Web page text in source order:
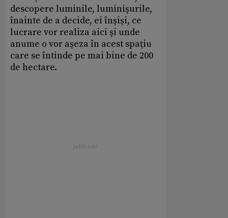
descopere luminile, luminişurile,
înainte de a decide, ei înşişi, ce
lucrare vor realiza aici şi unde
anume o vor aşeza în acest spaţiu
care se întinde pe mai bine de 200
de hectare.